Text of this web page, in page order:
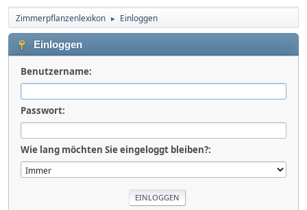
Zimmerpflanzenlexikon ► Einloggen
Einloggen
Benutzername:
Passwort:
Wie lang möchten Sie eingeloggt bleiben?: